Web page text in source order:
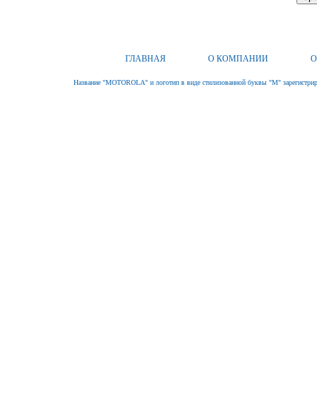
ГЛАВНАЯ О КОМПАНИИ
Название "MOTOROLA" и логотип в виде стилизованной буквы "M"